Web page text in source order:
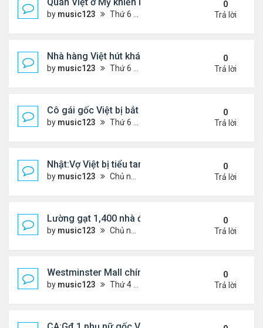
by music123 Thứ 6 Tháng 11 07, 2025 7:42 pm
0
Trả lời
Nhà hàng Việt hút khách ở Đức
by music123 Thứ 6 Tháng 11 07, 2025 7:38 pm
0
Trả lời
Cô gái gốc Việt bị bắt sau vụ xả súng ..
by music123 Thứ 6 Tháng 11 07, 2025 7:33 pm
0
Trả lời
Nhật:Vợ Việt bị tiểu tam sát hại thê thảm
by music123 Chủ nhật Tháng 11 02, 2025 6:36 pm
0
Trả lời
Lường gạt 1,400 nhà đầu tư, 2 ông bà gốc Việt ở
by music123 Chủ nhật Tháng 11 02, 2025 6:27 pm
0
Trả lời
Westminster Mall chính thức đóng cửa
by music123 Thứ 4 Tháng 10 22, 2025 6:55 pm
0
Trả lời